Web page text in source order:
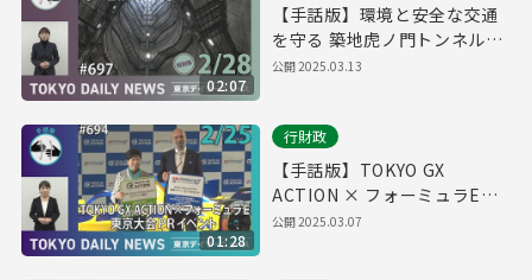
02:07
【手話版】環境と安全な交通
を守る 築地虎ノ門トンネル
（令和7年2月28日 東京デイリ
公開2025.03.13
01:28
行財政
【手話版】TOKYO GX
ACTION × フォーミュラE東
京大会PRイベント（令和7年2
公開2025.03.07